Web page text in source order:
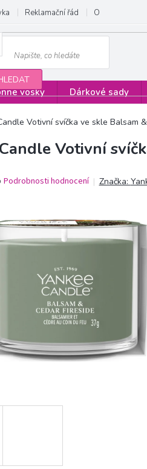
Reklamační řád Obchodní
vosky Dárkové sady
Votivní svíčka ve skle Balsam
Votivní
Podrobnosti hodnocení Značka: